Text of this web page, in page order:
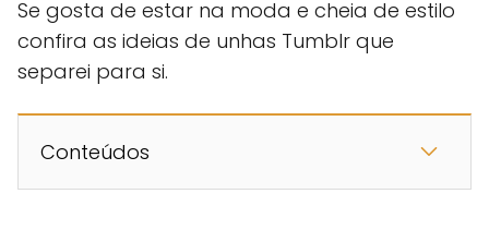
Se gosta de estar na moda e cheia de estilo
confira as ideias de unhas Tumblr que
separei para si.
Conteúdos